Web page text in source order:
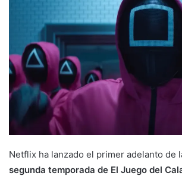
Netflix ha lanzado el primer adelanto de
segunda temporada de El Juego del